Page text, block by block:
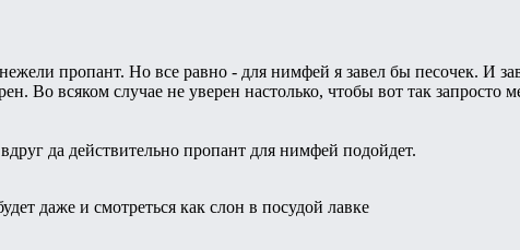
пропант. Но все равно - для нимфей я завел бы песочек. И
Во всяком случае не уверен настолько, чтобы вот так запросто
да действительно пропант для нимфей подойдет.
даже и смотреться как слон в посудой лавке